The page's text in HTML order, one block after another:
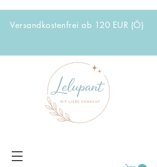
Versandkostenfrei ab 120 EUR (Ö)